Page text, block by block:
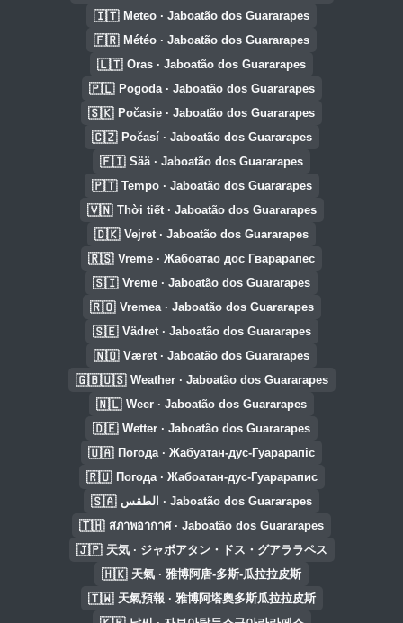
🇮🇹 Meteo · Jaboatão dos Guararapes
🇫🇷 Météo · Jaboatão dos Guararapes
🇱🇹 Oras · Jaboatão dos Guararapes
🇵🇱 Pogoda · Jaboatão dos Guararapes
🇸🇰 Počasie · Jaboatão dos Guararapes
🇨🇿 Počasí · Jaboatão dos Guararapes
🇫🇮 Sää · Jaboatão dos Guararapes
🇵🇹 Tempo · Jaboatão dos Guararapes
🇻🇳 Thời tiết · Jaboatão dos Guararapes
🇩🇰 Vejret · Jaboatão dos Guararapes
🇷🇸 Vreme · Жабоатао дос Гварарапес
🇸🇮 Vreme · Jaboatão dos Guararapes
🇷🇴 Vremea · Jaboatão dos Guararapes
🇸🇪 Vädret · Jaboatão dos Guararapes
🇳🇴 Været · Jaboatão dos Guararapes
🇬🇧🇺🇸 Weather · Jaboatão dos Guararapes
🇳🇱 Weer · Jaboatão dos Guararapes
🇩🇪 Wetter · Jaboatão dos Guararapes
🇺🇦 Погода · Жабуатан-дус-Гуарарапіс
🇷🇺 Погода · Жабоатан-дус-Гуарарапис
🇸🇦 الطقس · Jaboatão dos Guararapes
🇹🇭 สภาพอากาศ · Jaboatão dos Guararapes
🇯🇵 天気 · ジャボアタン・ドス・グアララペス
🇭🇰 天氣 · 雅博阿唐-多斯-瓜拉拉皮斯
🇹🇼 天氣預報 · 雅博阿塔奧多斯瓜拉拉皮斯